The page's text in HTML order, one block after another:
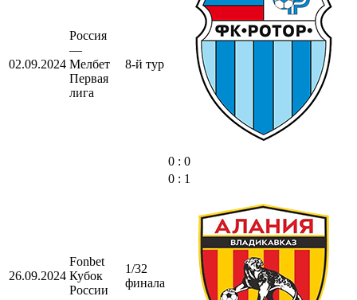
02.09.2024
Россия
—
Мелбет
Первая
лига
8-й тур
0 : 0
26.09.2024
Fonbet
Кубок
России
1/32
финала
0 : 1